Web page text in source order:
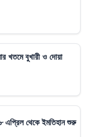
খতমে বুখারী ও দোয়া
এপ্রিল থেকে ইমতিহান শুরু